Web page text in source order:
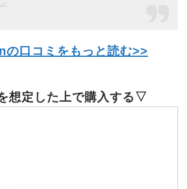
の口コミをもっと読む>>
想定した上で購入する▽